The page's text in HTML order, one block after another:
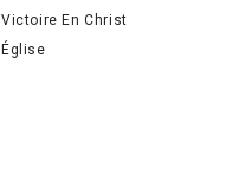
Victoire En Christ
Église